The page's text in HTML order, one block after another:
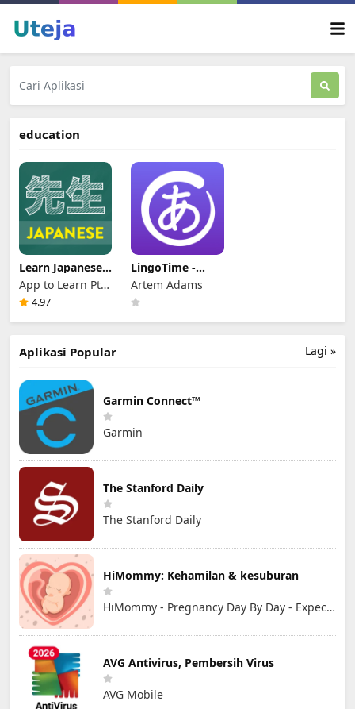
education
Learn Japanese:
Sensei
App to Learn Pte.
Ltd.4.97
LingoTime -
Learn
Languages
Artem Adams
Lagi »
Aplikasi Popular
Garmin Connect™
Garmin
The Stanford Daily
The Stanford Daily
HiMommy: Kehamilan & kesuburan
HiMommy - Pregnancy Day By Day - Expecting Baby
AVG Antivirus, Pembersih Virus
AVG Mobile